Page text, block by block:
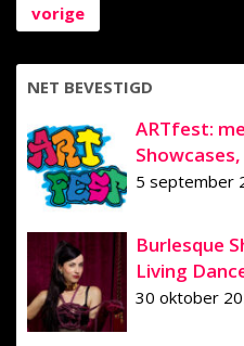
vorige
NET BEVESTIGD
ARTfest:
5 september
Burlesque
Living
30 oktober